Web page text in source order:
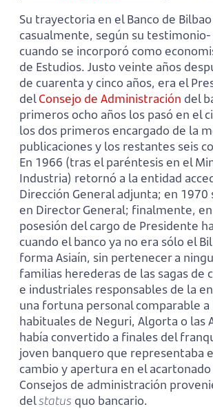
Su trayectoria en el Banco de
casualmente, según su testimonio-
cuando se incorporó como
de Estudios. Justo veinte años
de cuarenta y cinco años, era el
delConsejo de Administración del
primeros ocho años los pasó en el
los dos primeros encargado de la
publicaciones y los restantes seis
En 1966 (tras el paréntesis en el
Industria) retornó a la entidad
Dirección General adjunta; en 1970
en Director General; finalmente,
posesión del cargo de Presidente
cuando el banco ya no era sólo el
forma Asiaín, sin pertenecer a
familias herederas de las sagas de
e industriales responsables de la
una fortuna personal comparable
habituales de Neguri, Algorta o las
había convertido a finales del
joven banquero que representaba
cambio y apertura en el
Consejos de administración
delstatus quo bancario.